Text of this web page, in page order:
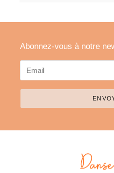
Abonnez-vous à notre